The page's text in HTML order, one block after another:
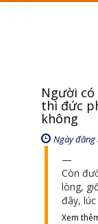
Người
thì đức
không
Ngày đăng
Còn
lòng,
đây,
Xem